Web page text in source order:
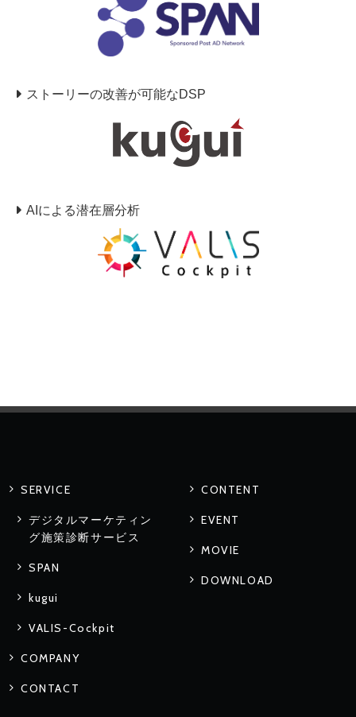
ストーリーの改善が可能なDSP
AIによる潜在層分析
SERVICE
デジタルマーケティン
グ施策診断サービス
SPAN
kugui
VALIS-Cockpit
COMPANY
CONTACT
CONTENT
EVENT
MOVIE
DOWNLOAD